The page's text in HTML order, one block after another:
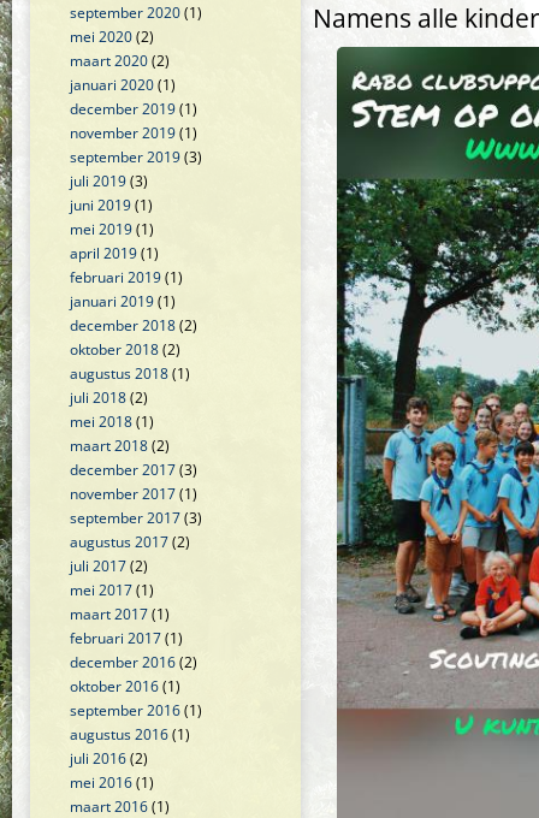
september 2020(1)
mei 2020(2)
maart 2020(2)
januari 2020(1)
december 2019(1)
november 2019(1)
september 2019(3)
juli 2019(3)
juni 2019(1)
mei 2019(1)
april 2019(1)
februari 2019(1)
januari 2019(1)
december 2018(2)
oktober 2018(2)
augustus 2018(1)
juli 2018(2)
mei 2018(1)
maart 2018(2)
december 2017(3)
november 2017(1)
september 2017(3)
augustus 2017(2)
juli 2017(2)
mei 2017(1)
maart 2017(1)
februari 2017(1)
december 2016(2)
oktober 2016(1)
september 2016(1)
augustus 2016(1)
juli 2016(2)
mei 2016(1)
maart 2016(1)
Namens alle